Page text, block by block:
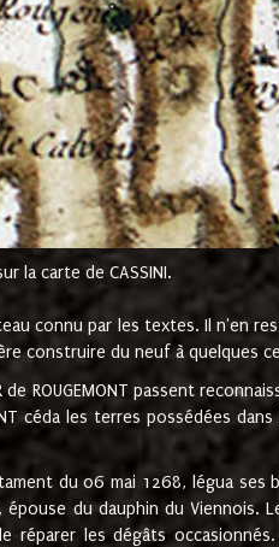
la carte de CASSINI.
connu par les textes. Il n'en
construire du neuf à quelques
de ROUGEMONT passent
céda les terres possédées
du 06 mai 1268, légua
du dauphin du Viennois.
réparer les dégâts